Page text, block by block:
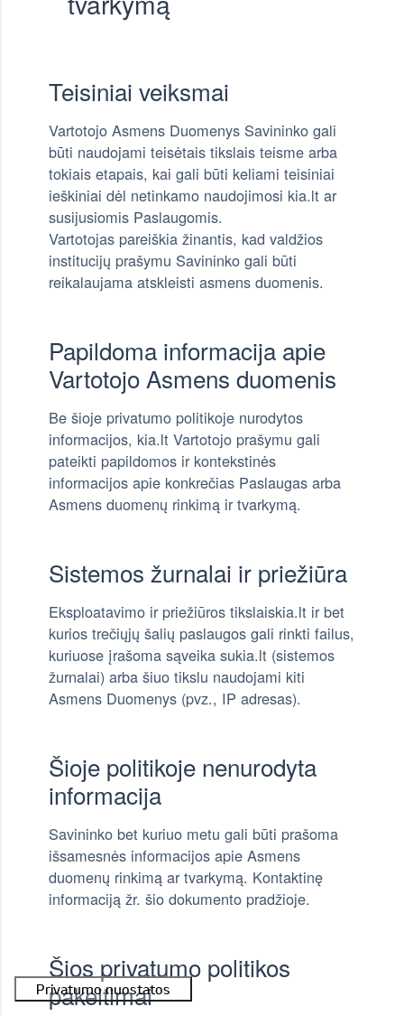
Teisiniai veiksmai
Vartotojo Asmens Duomenys Savininko gali
būti naudojami teisėtais tikslais teisme arba
tokiais etapais, kai gali būti keliami teisiniai
ieškiniai dėl netinkamo naudojimosi kia.lt ar
susijusiomis Paslaugomis.
Vartotojas pareiškia žinantis, kad valdžios
institucijų prašymu Savininko gali būti
reikalaujama atskleisti asmens duomenis.
Papildoma informacija apie
Vartotojo Asmens duomenis
Be šioje privatumo politikoje nurodytos
informacijos, kia.lt Vartotojo prašymu gali
pateikti papildomos ir kontekstinės
informacijos apie konkrečias Paslaugas arba
Asmens duomenų rinkimą ir tvarkymą.
Sistemos žurnalai ir priežiūra
Eksploatavimo ir priežiūros tikslaiskia.lt ir bet
kurios trečiųjų šalių paslaugos gali rinkti failus,
kuriuose įrašoma sąveika sukia.lt (sistemos
žurnalai) arba šiuo tikslu naudojami kiti
Asmens Duomenys (pvz., IP adresas).
Šioje politikoje nenurodyta
informacija
Savininko bet kuriuo metu gali būti prašoma
išsamesnės informacijos apie Asmens
duomenų rinkimą ar tvarkymą. Kontaktinę
informaciją žr. šio dokumento pradžioje.
Šios privatumo politikos
pakeitimai